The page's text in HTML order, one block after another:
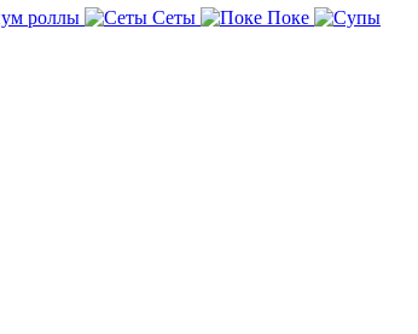
роллы Сеты
Поке